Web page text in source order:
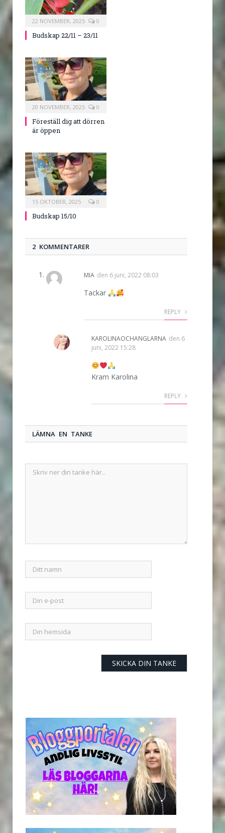
22 NOVEMBER, 2025 0
Budskap 22/11 – 23/11
20 NOVEMBER, 2025 0
Föreställ dig att dörren
är öppen
15 OKTOBER, 2025 0
Budskap 15/10
2 KOMMENTARER
MIA den 6 juni, 2022 08:03
Tackar
REPLY
KAROLINAOCHANGLARNA den 6
juni, 2022 15:28
Kram Karolina
REPLY
LÄMNA EN TANKE